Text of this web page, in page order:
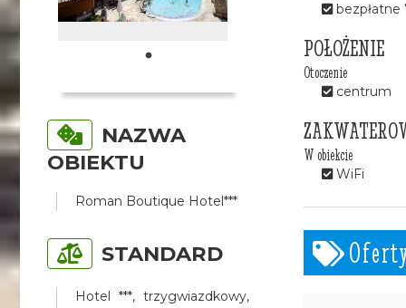
NAZWA
OBIEKTU
Roman Boutique Hotel***
STANDARD
Hotel ***, trzygwiazdkowy,
bezpłatne
POŁOŻENIE
Otoczenie
centrum
W obiekcie
WiFi